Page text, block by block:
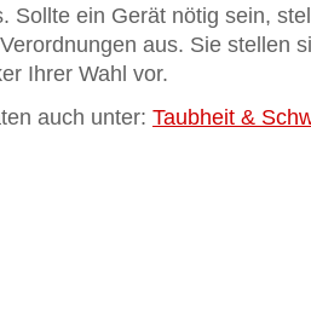
Sollte ein Gerät nötig sein,
aus. Sie stellen
Ihrer Wahl vor.
auch unter: Taubheit &